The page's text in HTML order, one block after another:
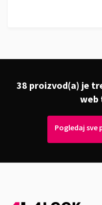
38 proizvod(a) je
web
Pogledaj sve